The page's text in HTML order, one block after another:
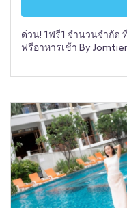
ด่วน! 1ฟรี1 จำนวนจำกัด
ฟรีอาหารเช้า By